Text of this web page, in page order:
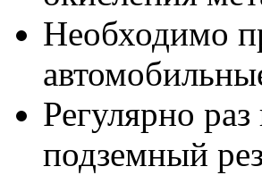
Необходимо
Регулярно раз
подземный